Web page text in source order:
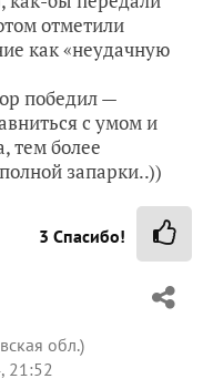
отметили
как «неудачную
победил —
с умом и
тем более
запарки..))
3 Спасибо!
обл.)
21:52